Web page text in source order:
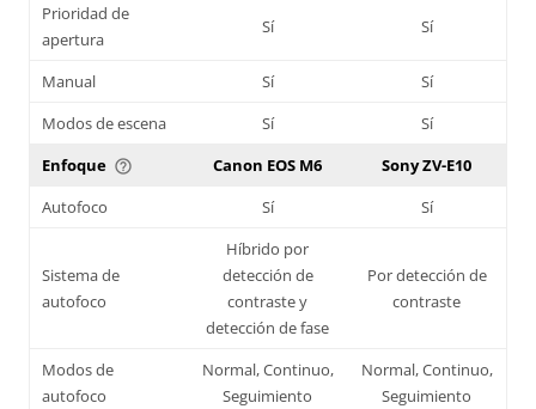
Prioridad de
apertura
Sí Sí
Manual Sí
Sí
Modos de escena
Sí
Sí
Enfoque help_outline Canon EOS M6
Sony ZV-E10
Autofoco
Sí Sí
Sistema de
autofoco
Híbrido por
detección de
contraste y
detección de fase
Por detección de
contraste
Modos de
autofoco
Normal, Continuo,
Seguimiento
Normal, Continuo,
Seguimiento